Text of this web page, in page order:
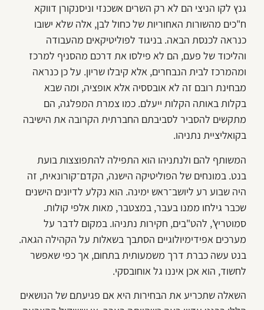
גנץ לקו הניצי הם לא רק השרים אשכנזי וניסנקורן דווקא
ח"כים מהשורות האחוריות של כחול לבן, אלה שלא ישובו
כנראה לכנסת הבאה. בניגוד לפוליטיקאים מהעבודה
והליכוד של פעם, הם לא פילסו את דרכם מהסניף למרכז
ומהמרכז לבית הנבחרים, אלא קיבלו שריון. על כן כנראה
מבחינת רובם זה לא אובססיה אלא אופציה, ומה שבא
בקלות באותה הקלות ייעלם. כמו צמרת המפלגה, הם
מתקשים להסביר לסביבתם החברתית הקרובה את הישיבה
בקואליציית נתניהו.
המשותף להם ולנתניהו הוא התפילה להתפוצצות בועת
בנט. במונחים של הפוליטיקה הישנה, הקדם־קורונאית, זה
היה שבוע רע ליושב־ראש ימינה. הוא נקלע לדיונים הישנים
שכבר גילחו ממנו בעבר, במצטבר, מאות אלפי קולות.
סמוטריץ', להט"בים, חקירות נתניהו. במקום לדבר על
מערכים אפידימיולוגיים הסתבך בשאלות על הקהילה הגאה.
בנט עשה כברת דרך משמעותית בתחום, אך כפי שאפשר
לחשוד, הוא אכן איננו גל אוחובסקי.
השאלה שתכריע את הבחירות היא אם פגיעתם של הנושאים